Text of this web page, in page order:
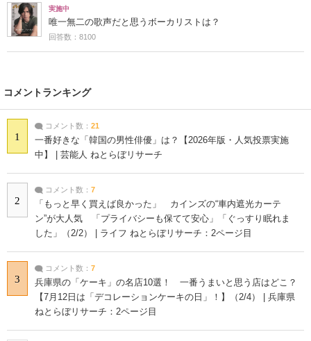
実施中
唯一無二の歌声だと思うボーカリストは？
回答数：8100
コメントランキング
1
コメント数： 21
一番好きな「韓国の男性俳優」は？【2026年版・人気投票実施
中】 | 芸能人 ねとらぼリサーチ
2
コメント数： 7
「もっと早く買えば良かった」 カインズの“車内遮光カーテ
ン”が大人気 「プライバシーも保てて安心」「ぐっすり眠れま
した」（2/2） | ライフ ねとらぼリサーチ：2ページ目
3
コメント数： 7
兵庫県の「ケーキ」の名店10選！ 一番うまいと思う店はどこ？
【7月12日は「デコレーションケーキの日」！】（2/4） | 兵庫県
ねとらぼリサーチ：2ページ目